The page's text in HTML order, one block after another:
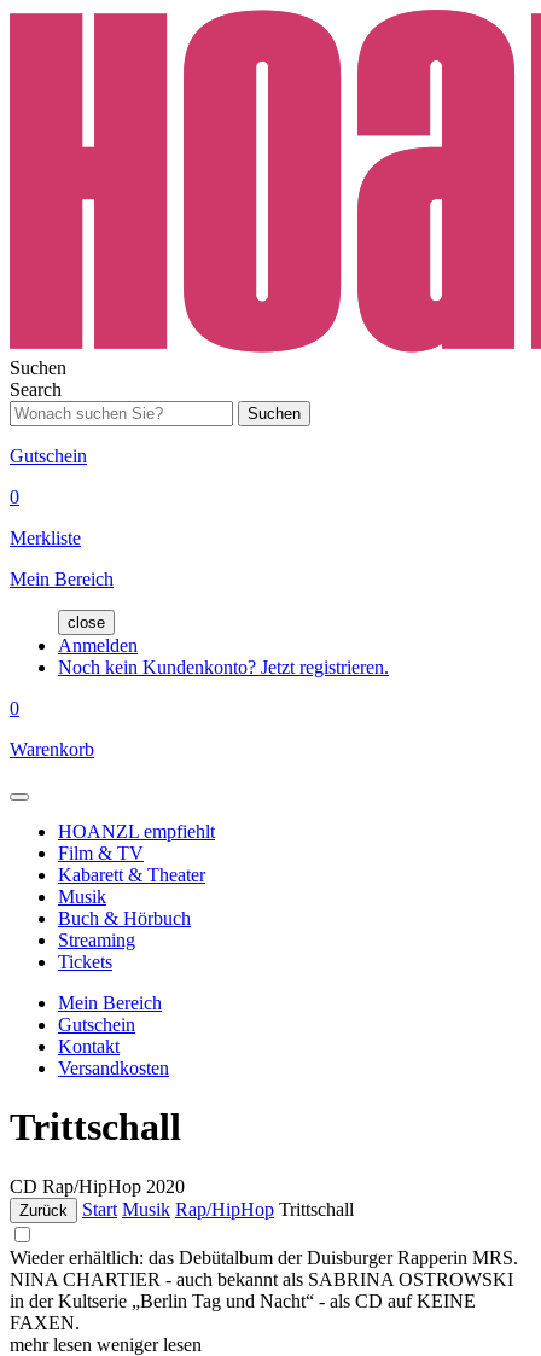
Suchen
Search
Suchen
Gutschein
0
Merkliste
Mein Bereich
close
Anmelden
Noch kein Kundenkonto? Jetzt registrieren.
0
Warenkorb
HOANZL empfiehlt
Film & TV
Kabarett & Theater
Musik
Buch & Hörbuch
Streaming
Tickets
Mein Bereich
Gutschein
Kontakt
Versandkosten
Trittschall
CD Rap/HipHop 2020
Zurück Start Musik Rap/HipHop Trittschall
Wieder erhältlich: das Debütalbum der Duisburger Rapperin MRS.
NINA CHARTIER - auch bekannt als SABRINA OSTROWSKI
in der Kultserie „Berlin Tag und Nacht“ - als CD auf KEINE
FAXEN.
mehr lesen weniger lesen